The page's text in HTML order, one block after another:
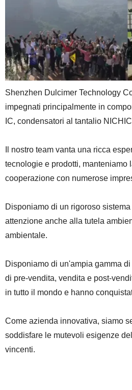
Shenzhen Dulcimer Technology
impegnati principalmente in
IC, condensatori al tantalio
Il nostro team vanta una ricca
tecnologie e prodotti, manteniamo
cooperazione con numerose
Disponiamo di un rigoroso
attenzione anche alla tutela
ambientale.
Disponiamo di un'ampia gamma
di pre-vendita, vendita e post-
in tutto il mondo e hanno
Come azienda innovativa, siamo
soddisfare le mutevoli esigenze
vincenti.